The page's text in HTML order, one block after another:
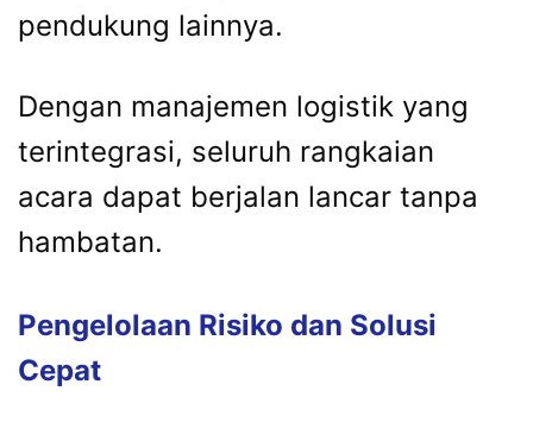
pendukung lainnya.
Dengan manajemen logistik yang
terintegrasi, seluruh rangkaian
acara dapat berjalan lancar tanpa
hambatan.
Pengelolaan Risiko dan Solusi
Cepat